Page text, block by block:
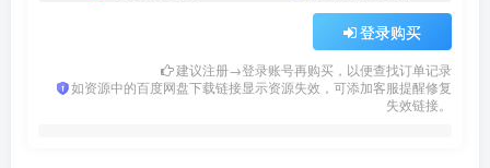
登录购买
建议注册→登录账号再购买，以便查找订单记录
如资源中的百度网盘下载链接显示资源失效，可添加客服提醒修复
失效链接。